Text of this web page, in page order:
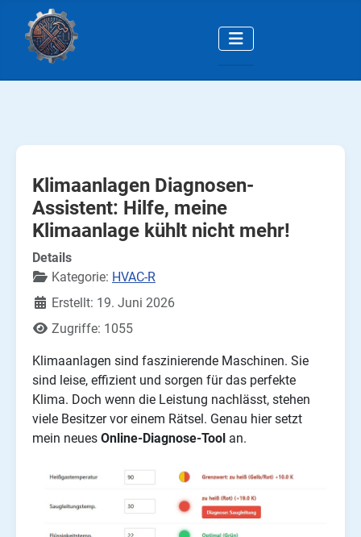
Klimaanlagen Diagnosen-
Assistent: Hilfe, meine
Klimaanlage kühlt nicht mehr!
Details
Kategorie: HVAC-R
Erstellt: 19. Juni 2026
Zugriffe: 1055
Klimaanlagen sind faszinierende Maschinen. Sie
sind leise, effizient und sorgen für das perfekte
Klima. Doch wenn die Leistung nachlässt, stehen
viele Besitzer vor einem Rätsel. Genau hier setzt
mein neues Online-Diagnose-Tool an.